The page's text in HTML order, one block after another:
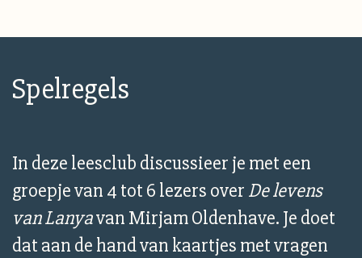
Spelregels
In deze leesclub discussieer je met een
groepje van 4 tot 6 lezers over De levens
van Lanyavan Mirjam Oldenhave. Je doet
dat aan de hand van kaartjes met vragen